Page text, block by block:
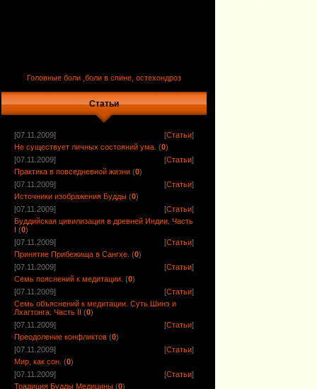
Головные боли ,боли в спине, остехондроз
Статьи
[07.11.2009] [Статьи]
Не существует личных состояний ума. (0)
[07.11.2009]
[Статьи]
Практика в повседневной жизни (0)
[07.11.2009]
[Статьи]
Источники изображения Будды (0)
[07.11.2009]
[Статьи]
Буддийская цивилизация в древней Индии. Часть
I (0)
[07.11.2009]
[Статьи]
Принятие Прибежища в Сангхе. (0)
[07.11.2009]
[Статьи]
Семь пояснений к медитации. (0)
[07.11.2009]
[Статьи]
Семь объяснений к медитации. Суть Шинэ и
Лхагтонга. Часть II (0)
[07.11.2009]
[Статьи]
Преодоление конфликтов (0)
[07.11.2009]
[Статьи]
Мир, как сон. (0)
[07.11.2009]
[Статьи]
Традиция Будды Медицины (0)